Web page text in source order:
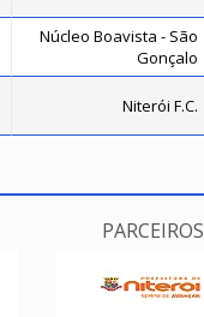
Núcleo Boavista - São
Gonçalo
Niterói F.C.
PARCEIROS